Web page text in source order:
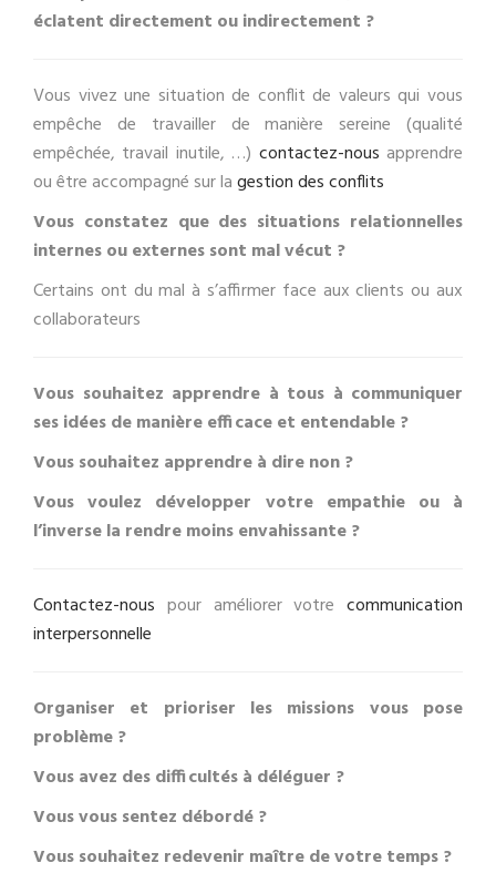
éclatent directement ou indirectement ?
Vous vivez une situation de conflit de valeurs qui vous
empêche de travailler de manière sereine (qualité
empêchée, travail inutile, …) contactez-nous apprendre
ou être accompagné sur lagestion des conflits
Vous constatez que des situations relationnelles
internes ou externes sont mal vécut ?
Certains ont du mal à s’affirmer face aux clients ou aux
collaborateurs
Vous souhaitez apprendre à tous à communiquer
ses idées de manière efficace et entendable ?
Vous souhaitez apprendre à dire non ?
Vous voulez développer votre empathie ou à
l’inverse la rendre moins envahissante ?
Contactez-nous pour améliorer votre communication
interpersonnelle
Organiser et prioriser les missions vous pose
problème ?
Vous avez des difficultés à déléguer ?
Vous vous sentez débordé ?
Vous souhaitez redevenir maître de votre temps ?